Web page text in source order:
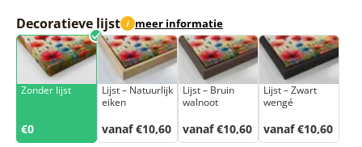
Decoratieve lijst i meer informatie
Zonder lijst
€0
Lijst – Natuurlijk
eiken
vanaf €10,60
Lijst – Bruin
walnoot
vanaf €10,60
Lijst – Zwart
wengé
vanaf €10,60